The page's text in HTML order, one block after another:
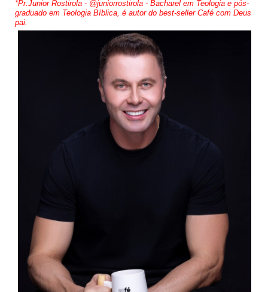
*Pr.Junior Rostirola - @juniorrostirola - Bacharel em Teologia e pós-
graduado em Teologia Bíblica, é autor do best-seller Café com Deus
pai.